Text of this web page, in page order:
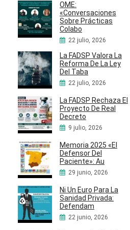
OME:
«Conversaciones
Sobre Prácticas
Colabo
22 julio, 2026
La FADSP Valora La
Reforma De La Ley
Del Taba
22 julio, 2026
La FADSP Rechaza El
Proyecto De Real
Decreto
9 julio, 2026
Memoria 2025 «El
Defensor Del
Paciente»: Au
29 junio, 2026
Ni Un Euro Para La
Sanidad Privada:
Defendam
22 junio, 2026